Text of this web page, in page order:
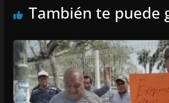
También te puede